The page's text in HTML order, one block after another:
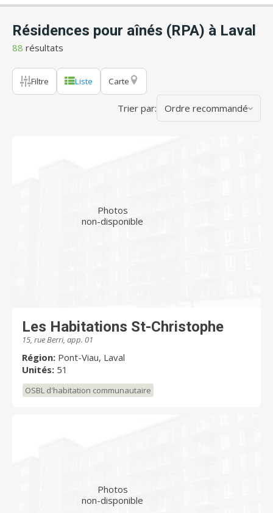
Résidences pour aînés (RPA) à Laval
88 résultats
Filtre Liste Carte
Trier par: Ordre recommandé
Photos
non-disponible
Les Habitations St-Christophe
15, rue Berri, app. 01
Région: Pont-Viau, Laval
Unités: 51
OSBL d'habitation communautaire
Photos
non-disponible